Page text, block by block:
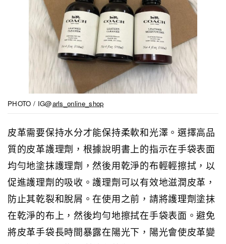
PHOTO / IG@arls_online_shop
皮革需要保持水分才能保持柔軟和光澤。選擇高品
質的皮革護理劑，根據說明書上的指示在手袋表面
均勻地塗抹護理劑，然後用乾淨的布輕輕擦拭，以
促進護理劑的吸收。護理劑可以有效地滋潤皮革，
防止其乾裂和脫屑。在使用之前，請將護理劑塗抹
在乾淨的布上，然後均勻地擦拭在手袋表面。避免
將皮革手袋長時間暴露在陽光下，陽光會使皮革變